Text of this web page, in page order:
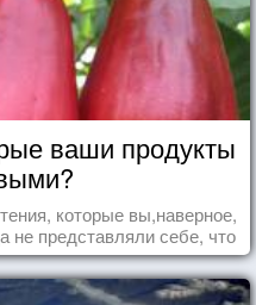
ваши продукты
которые вы,наверное,
не представляли себе, что
их в пищу.